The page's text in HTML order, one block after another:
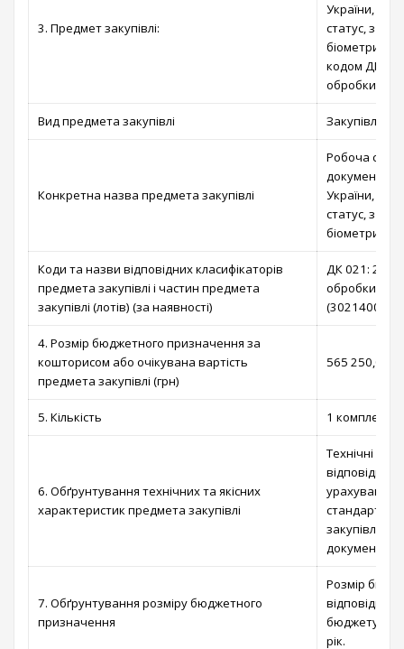
3. Предмет закупівлі:
України,
статус, з
кодом ДК
обробки
Вид предмета закупівлі Закупівля
Конкретна назва предмета закупівлі
Робоча
документів,
України,
статус, з
Коди та назви відповідних класифікаторів
предмета закупівлі і частин предмета
закупівлі (лотів) (за наявності)
ДК 021:
обробки
(30214000-2
4. Розмір бюджетного призначення за
кошторисом або очікувана вартість
предмета закупівлі (грн)
565 250,00
5. Кількість 1 комплект
6. Обґрунтування технічних та якісних
характеристик предмета закупівлі
Технічні та
відповідно
стандартів
закупівлі;
документації.
7. Обґрунтування розміру бюджетного
призначення
Розмір
відповідно
бюджету
рік.